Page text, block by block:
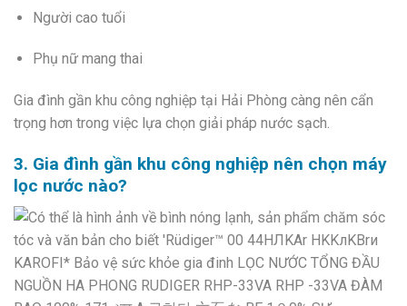
Người cao tuổi
Phụ nữ mang thai
Gia đình gần khu công nghiệp tại Hải Phòng càng nên cẩn
trọng hơn trong việc lựa chọn giải pháp nước sạch.
3. Gia đình gần khu công nghiệp nên chọn máy
lọc nước nào?